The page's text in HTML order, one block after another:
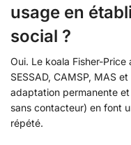
usage en
social ?
Oui. Le koala Fisher-
SESSAD, CAMSP, MAS
adaptation permanente
sans contacteur) en font
répété.